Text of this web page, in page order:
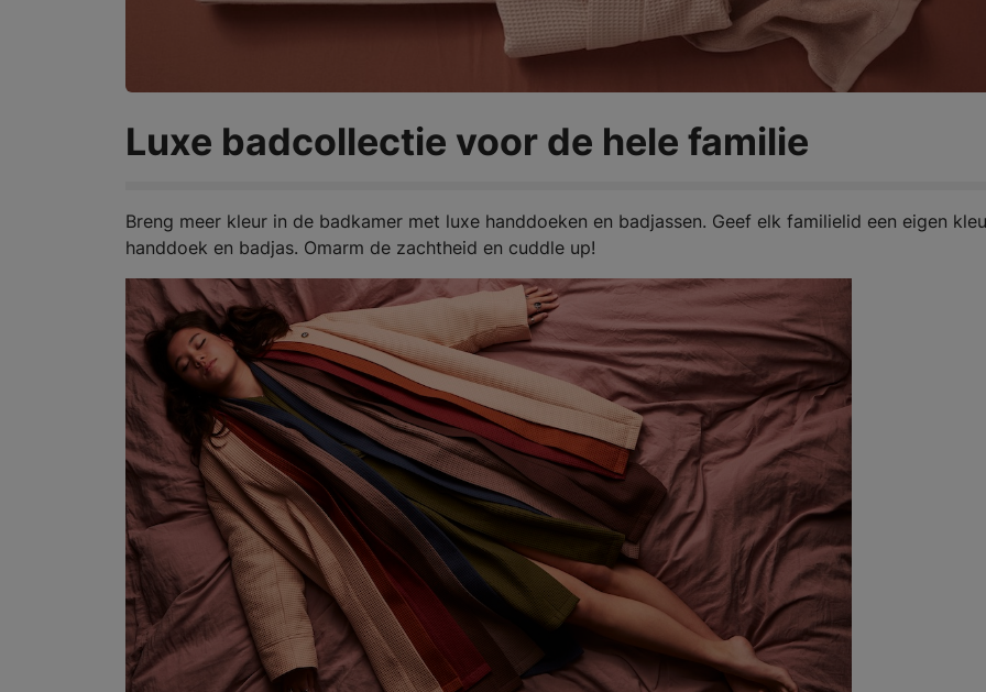
Luxe badcollectie voor de hele familie
Breng meer kleur in de badkamer met luxe handdoeken en badjassen. Geef elk familielid een eigen
handdoek en badjas. Omarm de zachtheid en cuddle up!